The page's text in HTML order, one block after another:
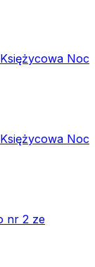
Noc
Noc
nr 2 ze